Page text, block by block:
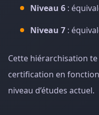
Niveau 6 :
Niveau 7 :
Cette hiérarchisation
certification en
niveau d’études actuel.